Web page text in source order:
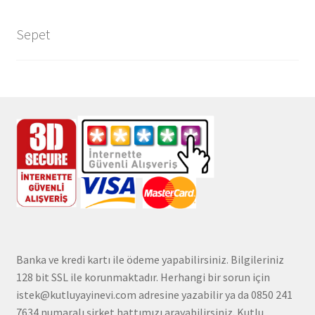
Sepet
Banka ve kredi kartı ile ödeme yapabilirsiniz. Bilgileriniz
128 bit SSL ile korunmaktadır. Herhangi bir sorun için
istek@kutluyayinevi.com adresine yazabilir ya da 0850 241
7634 numaralı şirket hattımızı arayabilirsiniz. Kutlu